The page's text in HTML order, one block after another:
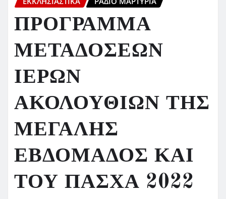
ΠΡΟΓΡΑΜΜΑ
ΜΕΤΑΔΟΣΕΩΝ
ΙΕΡΩΝ
ΑΚΟΛΟΥΘΙΩΝ ΤΗΣ
ΜΕΓΑΛΗΣ
ΕΒΔΟΜΑΔΟΣ ΚΑΙ
ΤΟΥ ΠΑΣΧΑ 2022